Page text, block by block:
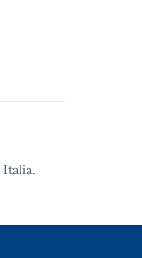
Italia.